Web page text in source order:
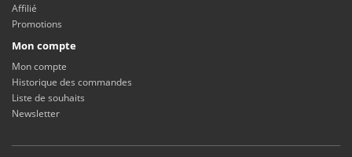
Affilié
Promotions
Mon compte
Mon compte
Historique des commandes
Liste de souhaits
Newsletter